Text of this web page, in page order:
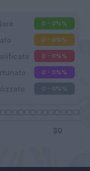
0 - 0%%
0 - 0%%
0 - 0%%
0 - 0%%
0 - 0%%